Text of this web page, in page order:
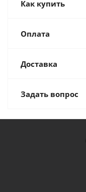
Как купить
Оплата
Доставка
Задать вопрос